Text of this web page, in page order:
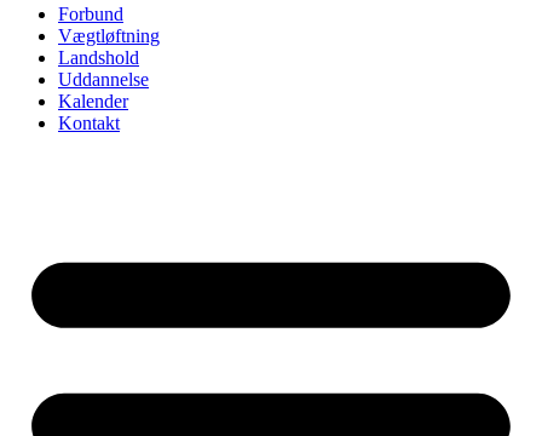
Forbund
Vægtløftning
Landshold
Uddannelse
Kalender
Kontakt